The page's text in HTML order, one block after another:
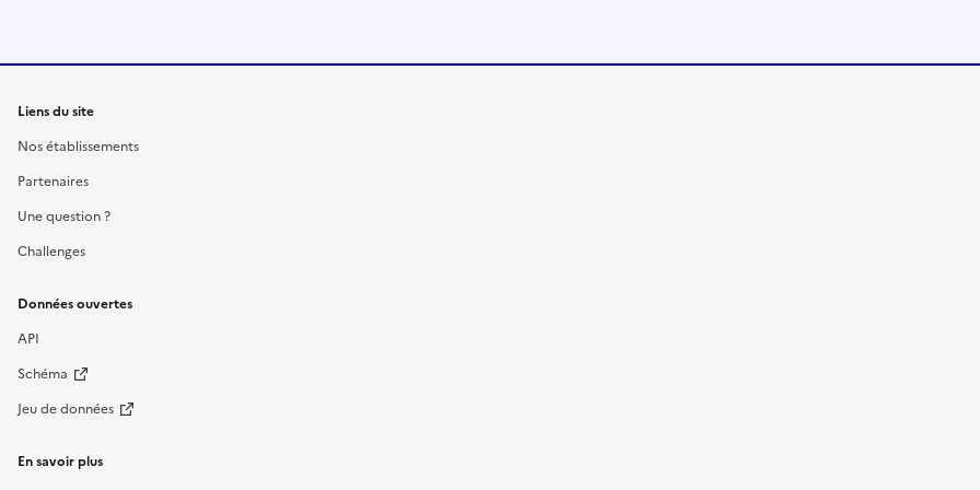
Liens du site
Nos établissements
Partenaires
Une question ?
Challenges
Données ouvertes
API
Schéma
Jeu de données
En savoir plus